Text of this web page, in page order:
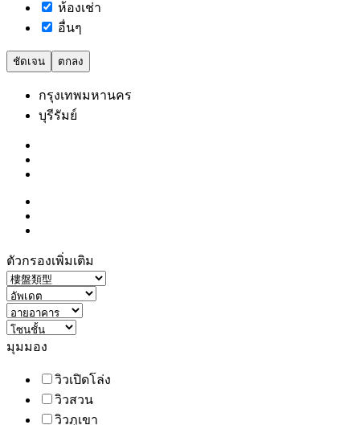
ห้องเช่า
อื่นๆ
ชัดเจน ตกลง
กรุงเทพมหานคร
บุรีรัมย์
ตัวกรองเพิ่มเติม
มุมมอง
วิวเปิดโล่ง
วิวสวน
วิวภูเขา